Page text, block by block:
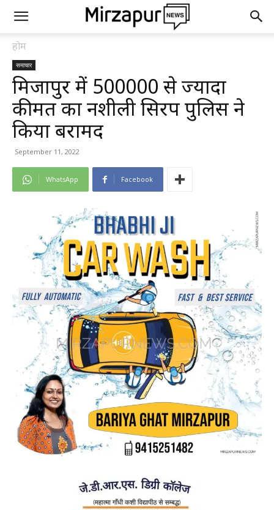
होम
समाचार
मिर्जापुर में 500000 से ज्यादा
कीमत का नशीली सिरप पुलिस ने
किया बरामद
September 11, 2022
WhatsApp Facebook